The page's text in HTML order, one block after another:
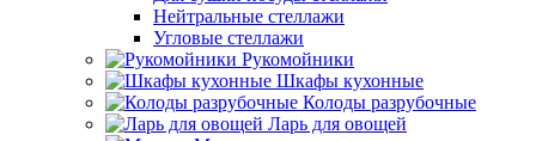
Нейтральные стеллажи
Угловые стеллажи
Рукомойники
Шкафы кухонные
Колоды разрубочные
Ларь для овощей